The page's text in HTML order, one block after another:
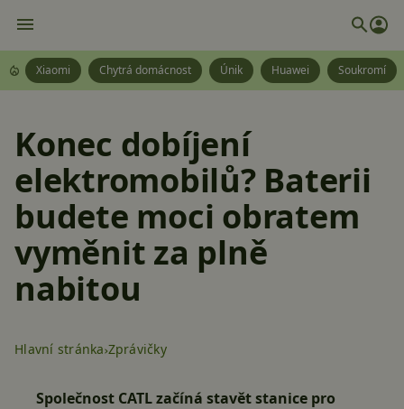
Xiaomi Chytrá domácnost Únik Huawei Soukromí
Konec dobíjení
elektromobilů? Baterii
budete moci obratem
vyměnit za plně
nabitou
Hlavní stránka Zprávičky
Společnost CATL začíná stavět stanice pro